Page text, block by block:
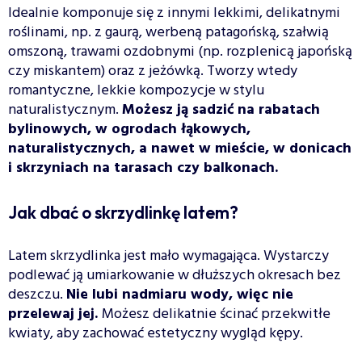
Idealnie komponuje się z innymi lekkimi, delikatnymi
roślinami, np. z gaurą, werbeną patagońską, szałwią
omszoną, trawami ozdobnymi (np. rozplenicą japońską
czy miskantem) oraz z jeżówką. Tworzy wtedy
romantyczne, lekkie kompozycje w stylu
naturalistycznym.Możesz ją sadzić na rabatach
bylinowych, w ogrodach łąkowych,
naturalistycznych, a nawet w mieście, w donicach
i skrzyniach na tarasach czy balkonach.
Jak dbać o skrzydlinkę latem?
Latem skrzydlinka jest mało wymagająca. Wystarczy
podlewać ją umiarkowanie w dłuższych okresach bez
deszczu. Nie lubi nadmiaru wody, więc nie
przelewaj jej.Możesz delikatnie ścinać przekwitłe
kwiaty, aby zachować estetyczny wygląd kępy.